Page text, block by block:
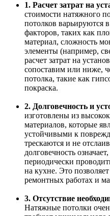
1. Расчет затрат на
стоимости натяжного
потолков варьируются
факторов, таких как
материал, сложность
элементы (например,
расчет затрат на
сопоставим или ниже,
потолка, такие как
покраска.
2. Долговечность и
изготовлены из
материалов, которые
устойчивыми к
трескаются и не
долговечность
периодически
на кухне. Это
ремонтных работах и
3. Отсутствие
Натяжные потолки